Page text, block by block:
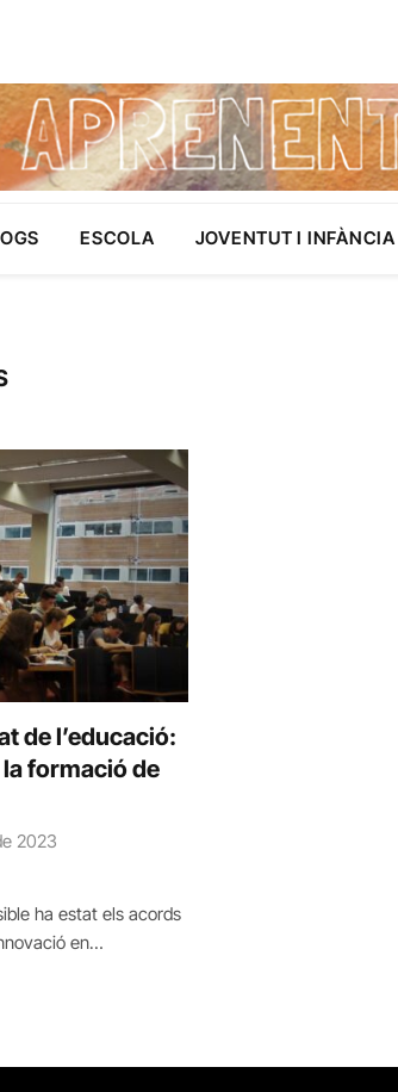
ESCOLA JOVENTUT I INFÀNCIA
de l’educació:
formació de
2023
ha estat els acords
en…